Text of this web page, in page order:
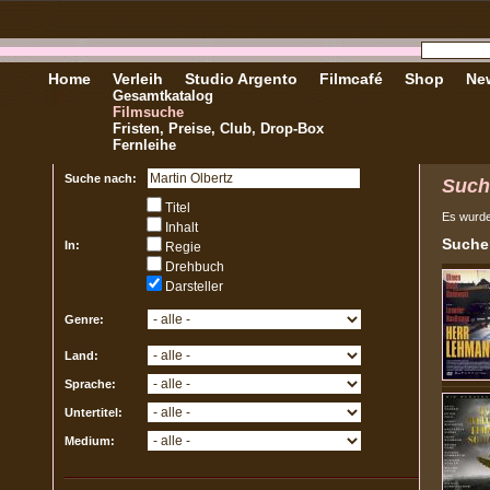
Home Verleih
Gesamtkatalog
Filmsuche
Fristen, Preise, Club, Drop-Box
Fernleihe
Studio Argento Filmcafé Shop
Suche nach:
In:
Titel
Inhalt
Regie
Drehbuch
Darsteller
Genre:
Land:
Sprache:
Untertitel:
Medium:
Es